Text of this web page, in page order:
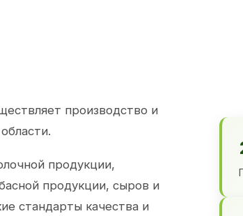
производство и
продукции,
продукции, сыров и
стандарты качества и